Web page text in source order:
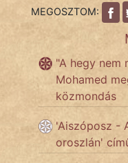
szemfüles
MEGOSZTOM:
"A hegy nem
Mohamed
közmondás
'Aiszóposz -
oroszlán'